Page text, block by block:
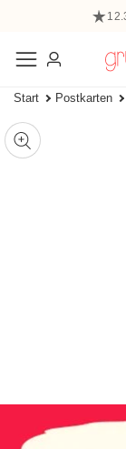
Einloggen
Start Postkarten
den
Mediengalerie